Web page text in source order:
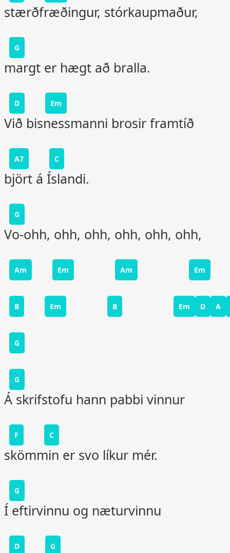
stærðfræðingur, stórkaupmaður,
G
margt er hægt að bralla.
D Em
Við bisnessmanni brosir framtíð
A7 C
björt á Íslandi.
G
Vo-ohh, ohh, ohh, ohh, ohh, ohh,
Am Em Am Em
B Em B Em D A
G
G
Á skrifstofu hann pabbi vinnur
F C
skömmin er svo líkur mér.
G
Í eftirvinnu og næturvinnu
D G